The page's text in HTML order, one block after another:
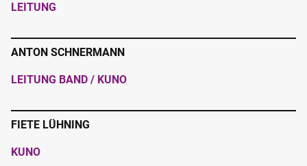
LEITUNG
ANTON SCHNERMANN
LEITUNG BAND / KUNO
FIETE LÜHNING
KUNO